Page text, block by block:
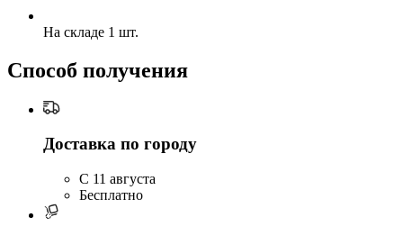
На складе 1 шт.
Способ получения
Доставка по городу
C 11 августа
Бесплатно